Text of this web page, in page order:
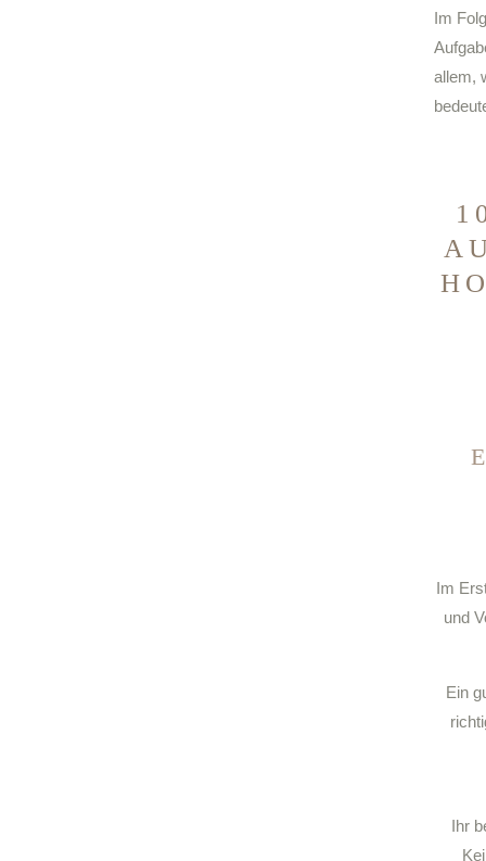
Im
allem,
Im
und
Ein
Ihr